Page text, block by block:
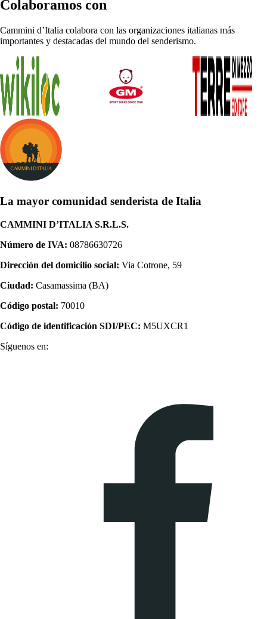
Colaboramos con
Cammini d’Italia colabora con las organizaciones italianas más
importantes y destacadas del mundo del senderismo.
La mayor comunidad senderista de Italia
CAMMINI D’ITALIA S.R.L.S.
Número de IVA: 08786630726
Dirección del domicilio social: Via Cotrone, 59
Ciudad: Casamassima (BA)
Código postal: 70010
Código de identificación SDI/PEC: M5UXCR1
Síguenos en: